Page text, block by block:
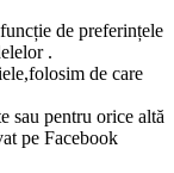
de preferințele
.
de care
sau pentru orice altă
pe Facebook